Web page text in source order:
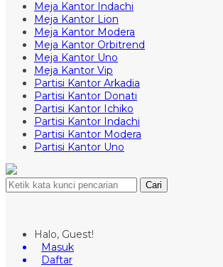
Meja Kantor Indachi
Meja Kantor Lion
Meja Kantor Modera
Meja Kantor Orbitrend
Meja Kantor Uno
Meja Kantor Vip
Partisi Kantor Arkadia
Partisi Kantor Donati
Partisi Kantor Ichiko
Partisi Kantor Indachi
Partisi Kantor Modera
Partisi Kantor Uno
Cari
Halo, Guest!
Masuk
Daftar